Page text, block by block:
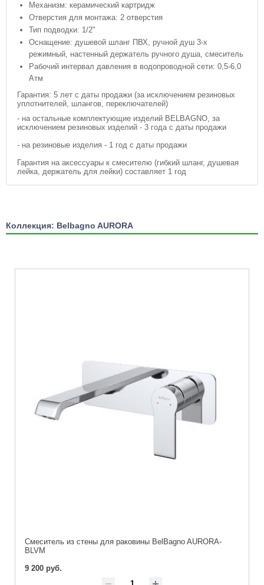
Механизм: керамический картридж
Отверстия для монтажа: 2 отверстия
Тип подводки: 1/2"
Оснащение: душевой шланг ПВХ, ручной душ 3-х
режимный, настенный держатель ручного душа, смеситель
Рабочий интервал давления в водопроводной сети: 0,5-6,0
Атм
Гарантия: 5 лет с даты продажи (за исключением резиновых
уплотнителей, шлангов, переключателей)
- на остальные комплектующие изделий BELBAGNO, за
исключением резиновых изделий - 3 года с даты продажи
- на резиновые изделия - 1 год с даты продажи
Гарантия на аксессуары к смесителю (гибкий шланг, душевая
лейка, держатель для лейки) составляет 1 год
Коллекция: Belbagno AURORA
Смеситель из стены для раковины BelBagno AURORA-
BLVM
9 200 руб.